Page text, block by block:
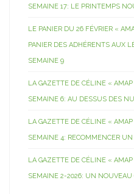
SEMAINE 17: LE PRINTEMPS
LE PANIER DU 26 FÉVRIER «
PANIER DES ADHÉRENTS AUX
SEMAINE 9
LA GAZETTE DE CÉLINE «
SEMAINE 6: AU DESSUS DES
LA GAZETTE DE CÉLINE «
SEMAINE 4: RECOMMENCER UN
LA GAZETTE DE CÉLINE «
SEMAINE 2-2026: UN NOUVEAU